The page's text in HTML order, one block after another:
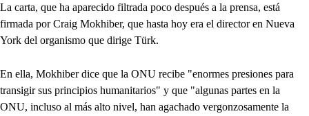
La carta, que ha aparecido filtrada poco después a la prensa, está
firmada por Craig Mokhiber, que hasta hoy era el director en Nueva
York del organismo que dirige Türk.
En ella, Mokhiber dice que la ONU recibe "enormes presiones para
transigir sus principios humanitarios" y que "algunas partes en la
ONU, incluso al más alto nivel, han agachado vergonzosamente la